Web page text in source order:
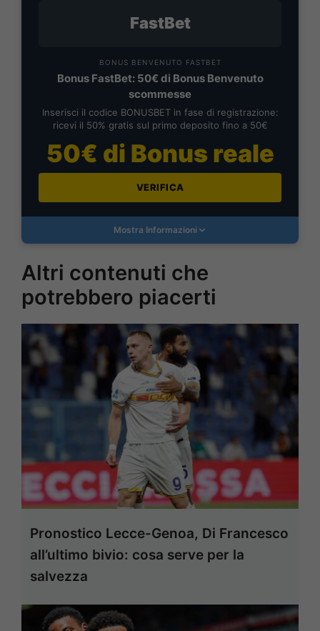
FastBet
BONUS BENVENUTO FASTBET
Bonus FastBet: 50€ di Bonus Benvenuto
scommesse
Inserisci il codice BONUSBET in fase di registrazione:
ricevi il 50% gratis sul primo deposito fino a 50€
50€ di Bonus reale
VERIFICA
Mostra Informazioni
Altri contenuti che
potrebbero piacerti
Pronostico Lecce-Genoa, Di Francesco
all’ultimo bivio: cosa serve per la
salvezza